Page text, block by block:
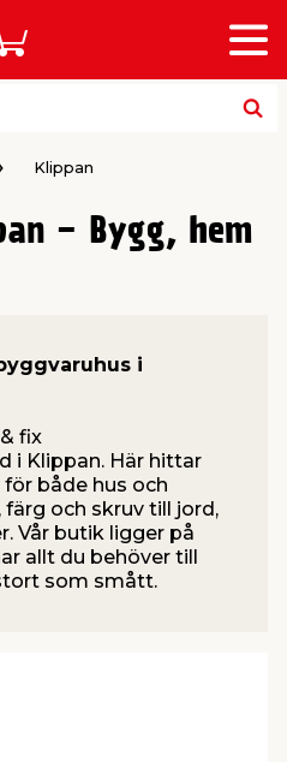
Meny
Klippan
- Bygg, hem
i
fix
i Klippan. Här hittar
för både hus och
och skruv till jord,
Vår butik ligger på
allt du behöver till
som smått.